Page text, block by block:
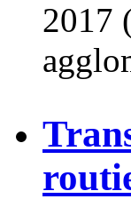
2017